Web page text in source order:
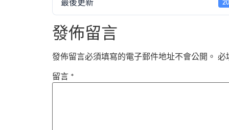
最後更新
發佈留言
發佈留言必須填寫的電子郵件地址不會公開。 必
留言 *